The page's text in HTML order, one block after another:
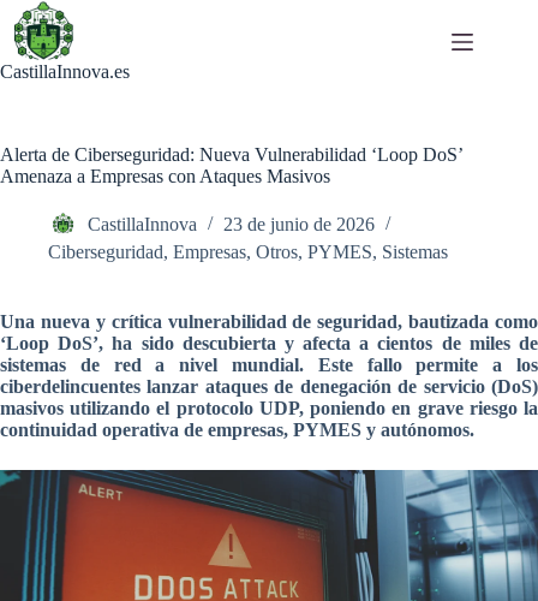
Saltar
contenido
CastillaInnova.es
Alerta de Ciberseguridad: Nueva Vulnerabilidad ‘Loop DoS’
Amenaza a Empresas con Ataques Masivos
CastillaInnova
23 de junio de 2026
Ciberseguridad, Empresas, Otros, PYMES, Sistemas
Una nueva y crítica vulnerabilidad de seguridad, bautizada como
‘Loop DoS’, ha sido descubierta y afecta a cientos de miles de
sistemas de red a nivel mundial. Este fallo permite a los
ciberdelincuentes lanzar ataques de denegación de servicio (DoS)
masivos utilizando el protocolo UDP, poniendo en grave riesgo la
continuidad operativa de empresas, PYMES y autónomos.